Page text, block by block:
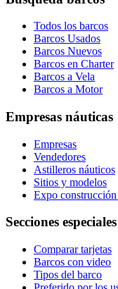
Todos los barcos
Barcos Usados
Barcos Nuevos
Barcos en Charter
Barcos a Vela
Barcos a Motor
Empresas náuticas
Empresas
Vendedores
Astilleros náuticos
Sitios y modelos
Expo
Secciones especiales
Comparar tarjetas
Barcos con video
Tipos del barco